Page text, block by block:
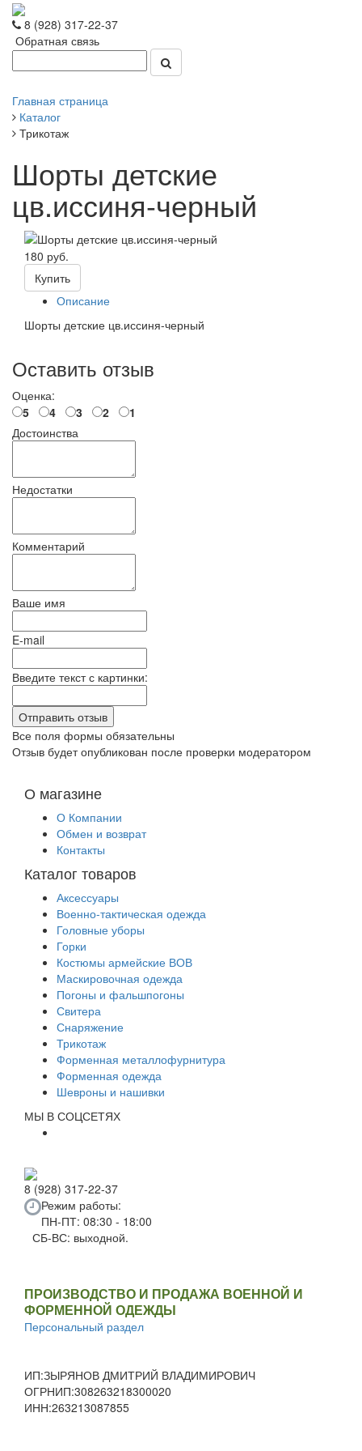
8 (928) 317-22-37
Обратная связь
Главная страница
Каталог
Трикотаж
Шорты детские
цв.иссиня-черный
180 руб.
Купить
Описание
Шорты детские цв.иссиня-черный
Оставить отзыв
Оценка:
5
4 3 2
1
Достоинства
Недостатки
Комментарий
Ваше имя
E-mail
Введите текст с картинки:
Все поля формы обязательны
Отзыв будет опубликован после проверки модератором
О магазине
О Компании
Обмен и возврат
Контакты
Каталог товаров
Аксессуары
Военно-тактическая одежда
Головные уборы
Горки
Костюмы армейские ВОВ
Маскировочная одежда
Погоны и фальшпогоны
Свитера
Снаряжение
Трикотаж
Форменная металлофурнитура
Форменная одежда
Шевроны и нашивки
МЫ В СОЦСЕТЯХ
8 (928) 317-22-37
Режим работы:
ПН-ПТ: 08:30 - 18:00
СБ-ВС: выходной.
ПРОИЗВОДСТВО И ПРОДАЖА ВОЕННОЙ И
ФОРМЕННОЙ ОДЕЖДЫ
Персональный раздел
ИП:ЗЫРЯНОВ ДМИТРИЙ ВЛАДИМИРОВИЧ
ОГРНИП:308263218300020
ИНН:263213087855